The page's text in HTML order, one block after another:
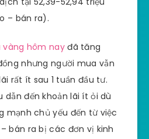
– bán ra).
vàng hôm nayđã tăng
nhưng người mua vẫn
rất ít sau 1 tuần đầu tư.
dẫn đến khoản lãi ít ỏi dù
mạnh chủ yếu đến từ việc
bán ra bị các đơn vị kinh